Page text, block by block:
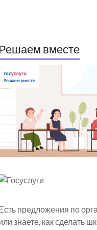
вместе
предложения по
знаете, как сделать